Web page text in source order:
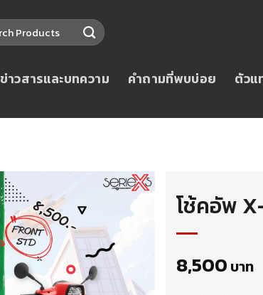
ข่าวสารและบทความ คำถามที่พบบ่อย
ตัวแ
โช้คอัพ
8,500 บาท